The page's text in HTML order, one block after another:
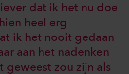
dat ik het nu doe
heel erg
ik het nooit gedaan
aan het nadenken
geweest zou zijn als